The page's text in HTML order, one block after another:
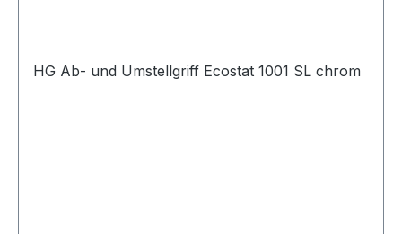
HG Ab- und Umstellgriff Ecostat 1001 SL chrom